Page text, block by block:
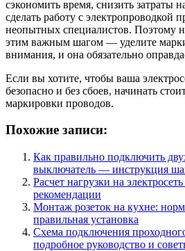
сэкономить время, снизить затраты
сделать работу с электропроводкой
неопытных специалистов. Поэтому
этим важным шагом — уделите
внимания, и она обязательно
Если вы хотите, чтобы ваша
безопасно и без сбоев, начинать
маркировки проводов.
Похожие записи:
Как правильно подключить
выключатель — инструкция
Расчет нагрузки на
рекомендации
Монтаж розеток на кухне:
правильная установка
Схема подключения
подробное руководство и